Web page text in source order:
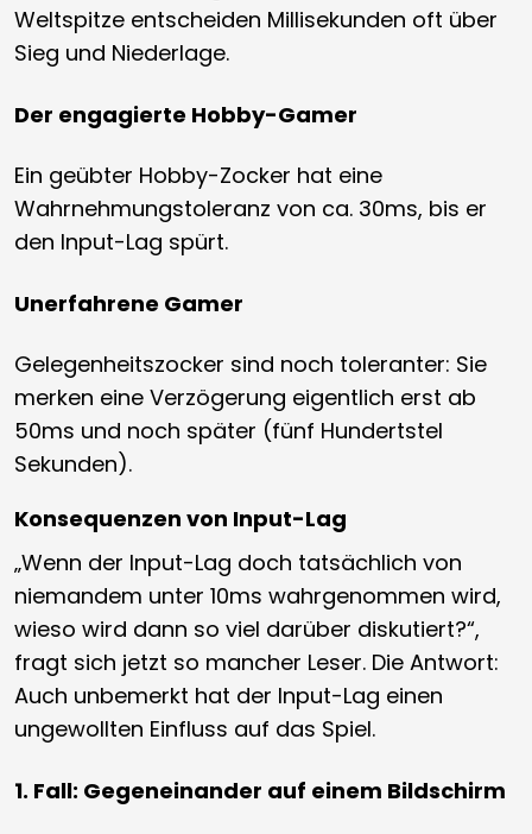
Weltspitze entscheiden Millisekunden oft über
Sieg und Niederlage.
Der engagierte Hobby-Gamer
Ein geübter Hobby-Zocker hat eine
Wahrnehmungstoleranz von ca. 30ms, bis er
den Input-Lag spürt.
Unerfahrene Gamer
Gelegenheitszocker sind noch toleranter: Sie
merken eine Verzögerung eigentlich erst ab
50ms und noch später (fünf Hundertstel
Sekunden).
Konsequenzen von Input-Lag
„Wenn der Input-Lag doch tatsächlich von
niemandem unter 10ms wahrgenommen wird,
wieso wird dann so viel darüber diskutiert?“,
fragt sich jetzt so mancher Leser. Die Antwort:
Auch unbemerkt hat der Input-Lag einen
ungewollten Einfluss auf das Spiel.
1. Fall: Gegeneinander auf einem Bildschirm